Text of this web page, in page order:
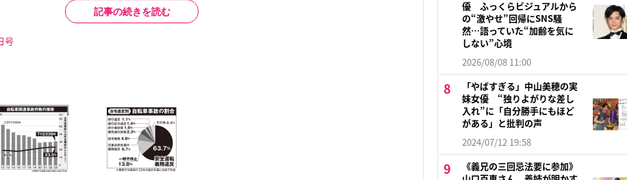
記事の続きを読む
号
優 ふっくらビジュアルから
の“激やせ”回帰にSNS騒
然…語っていた“加齢を気に
しない”心境
2026/08/08 11:00
「やばすぎる」中山美穂の実
妹女優 “独りよがりな差し
入れ”に「自分勝手にもほど
がある」と批判の声
2024/07/12 19:58
《義兄の三回忌法要に参加》